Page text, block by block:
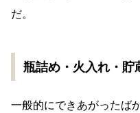
だ。
瓶詰め・火入れ・貯
一般的にできあがったば